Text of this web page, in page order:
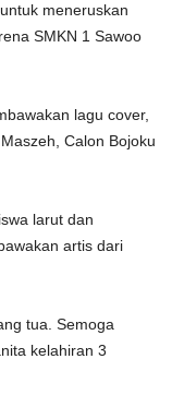
meneruskan
SMKN 1 Sawoo
lagu cover,
Calon Bojoku
larut dan
artis dari
tua. Semoga
kelahiran 3